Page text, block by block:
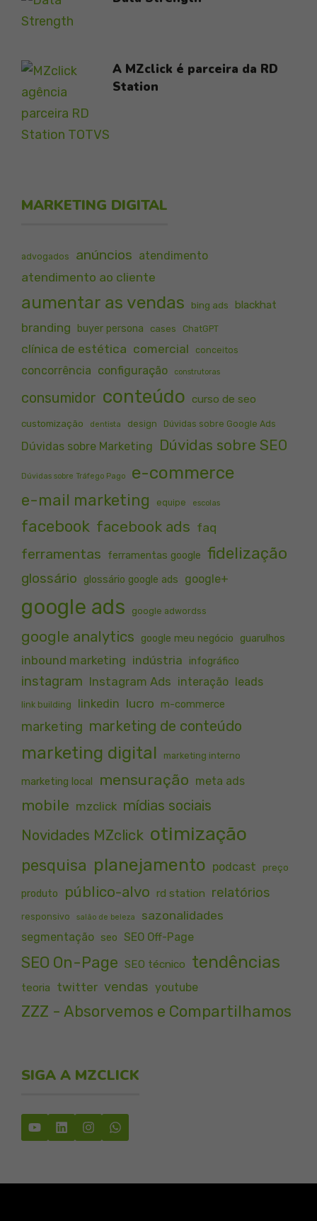
A MZclick é parceira da RD
Station
MARKETING DIGITAL
advogados anúncios atendimento
atendimento ao cliente
aumentar as vendas bing ads blackhat
branding buyer persona cases ChatGPT
clínica de estética comercial conceitos
concorrência configuração construtoras
consumidor conteúdo curso de seo
customização dentista design Dúvidas sobre Google Ads
Dúvidas sobre Marketing Dúvidas sobre SEO
Dúvidas sobre Tráfego Pago e-commerce
e-mail marketing equipe escolas
facebook facebook ads faq
ferramentas ferramentas google fidelização
glossário glossário google ads google+
google ads google adwordss
google analytics google meu negócio guarulhos
inbound marketing indústria infográfico
instagram Instagram Ads interação leads
link building linkedin lucro m-commerce
marketing marketing de conteúdo
marketing digital marketing interno
marketing local mensuração meta ads
mobile mzclick mídias sociais
Novidades MZclick otimização
pesquisa planejamento podcast preço
produto público-alvo rd station relatórios
responsivo salão de beleza sazonalidades
segmentação seo SEO Off-Page
SEO On-Page SEO técnico tendências
teoria twitter vendas youtube
ZZZ - Absorvemos e Compartilhamos
SIGA A MZCLICK